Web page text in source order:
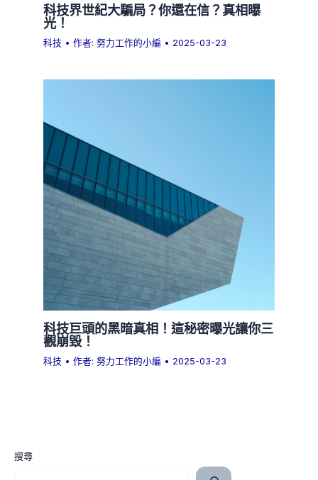
科技界世紀大騙局？你還在信？真相曝
光！
科技 • 作者:努力工作的小編 • 2025-03-23
科技巨頭的黑暗真相！這秘密曝光讓你三
觀崩毀！
科技 • 作者:努力工作的小編 • 2025-03-23
搜尋